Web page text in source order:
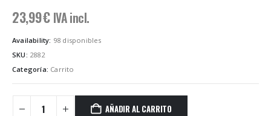
23,99€ IVA incl.
Availability: 98 disponibles
SKU: 2882
Categoría: Carrito
AÑADIR AL CARRITO